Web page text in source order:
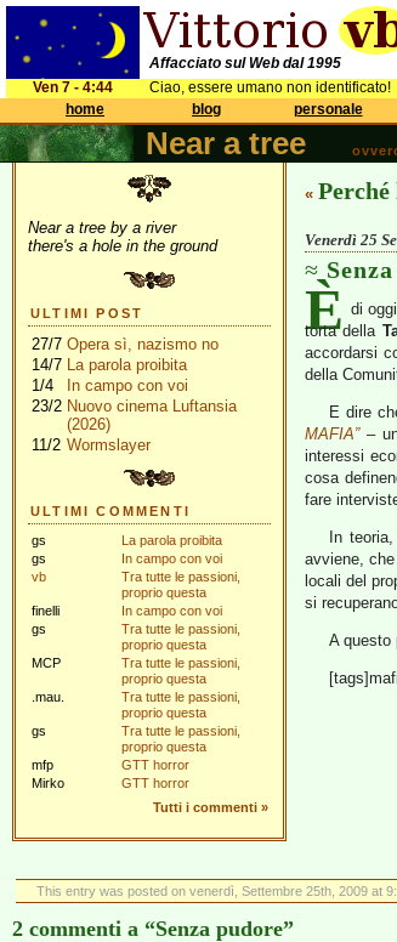
Affacciato sul Web dal 1995
Ven 7 - 4:44
Ciao, essere umano non identificato!
home
blog personale
Near a tree
Near a tree by a river
there's a hole in the ground
ULTIMI POST
27/7 Opera sì, nazismo no
14/7 La parola proibita
1/4
In campo con voi
23/2 Nuovo cinema Luftansia
(2026)
11/2 Wormslayer
ULTIMI COMMENTI
gs
La parola proibita
gs
In campo con voi
vb
Tra tutte le passioni,
proprio questa
finelli
In campo con voi
gs
Tra tutte le passioni,
proprio questa
MCP
Tra tutte le passioni,
proprio questa
.mau.
Tra tutte le passioni,
proprio questa
gs
Tra tutte le passioni,
proprio questa
mfp
GTT horror
Mirko
GTT horror
Tutti i commenti »
«
Venerdì 25
È di
torta della
accordarsi
della
E dire
MAFIA”– un
interessi
cosa
fare
In
avviene,
locali del
si
A questo
This entry was posted on venerdì, Settembre 25th, 2009 at
2 commenti a “Senza pudore”